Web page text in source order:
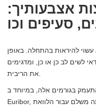
אצבעותיך:
להיראות בהתחלה. באופן
לשים לב כן או כן, ומדגימים
בגורמים אלה, במיוחד ב-
Euribor, אשר יכולים להשפיע כל כך על מה שאתה משלם עבור הלוואת